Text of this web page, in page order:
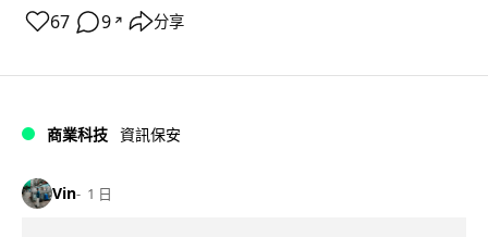
67 9 ↗ 分享
商業科技 資訊保安
Vin 1 日